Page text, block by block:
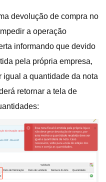
devolução de compra no
a operação
informando que devido
pela própria empresa,
a quantidade da nota
retornar a tela de